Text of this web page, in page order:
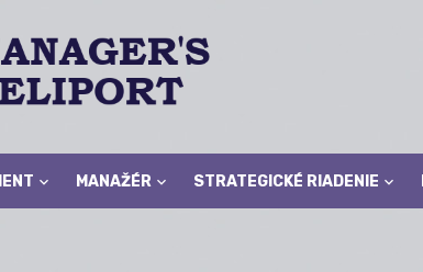
MANAŽÉR STRATEGICKÉ RIADENIE